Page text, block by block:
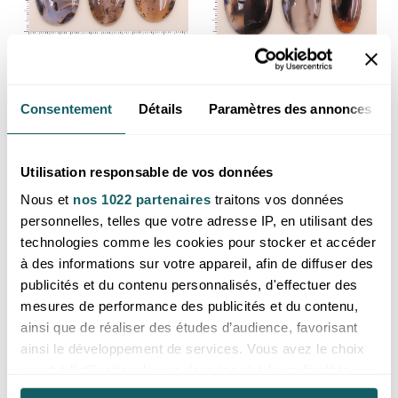
Consentement Détails Paramètres des annonces
Utilisation responsable de vos données
Nous et nos 1022 partenaires traitons vos données
personnelles, telles que votre adresse IP, en utilisant des
technologies comme les cookies pour stocker et accéder
à des informations sur votre appareil, afin de diffuser des
publicités et du contenu personnalisés, d'effectuer des
mesures de performance des publicités et du contenu,
ainsi que de réaliser des études d’audience, favorisant
ainsi le développement de services. Vous avez le choix
Vous pouvez modifier ou retirer votre consentement à
ovale agate du Montana AAA
connecter
Montana (Etats-Unis)
ovale agate du Montana AAA
connecter
Montana (Etats-Unis)